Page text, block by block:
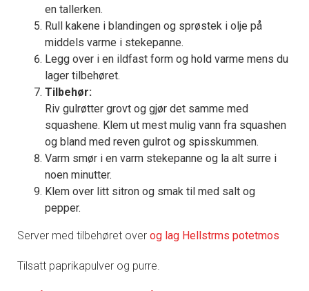
en tallerken.
Rull kakene i blandingen og sprøstek i olje på
middels varme i stekepanne.
Legg over i en ildfast form og hold varme mens du
lager tilbehøret.
Tilbehør:
Riv gulrøtter grovt og gjør det samme med
squashene. Klem ut mest mulig vann fra squashen
og bland med reven gulrot og spisskummen.
Varm smør i en varm stekepanne og la alt surre i
noen minutter.
Klem over litt sitron og smak til med salt og
pepper.
Server med tilbehøret over og lag Hellstrms potetmos
Tilsatt paprikapulver og purre.